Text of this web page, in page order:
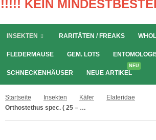
!!!!! KEIN
INSEKTEN RARITÄTEN / FREAKS
FLEDERMÄUSE GEM. LOTS
SCHNECKENHÄUSER NEUE ARTIKEL
NEU
Startseite Insekten Käfer
Elateridae
Orthostethus spec. ( 25 – 29 )